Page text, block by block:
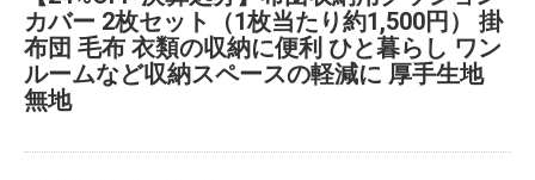
カバー 2枚セット（1枚当たり約1,500円） 掛
布団 毛布 衣類の収納に便利 ひと暮らし ワン
ルームなど収納スペースの軽減に 厚手生地
無地